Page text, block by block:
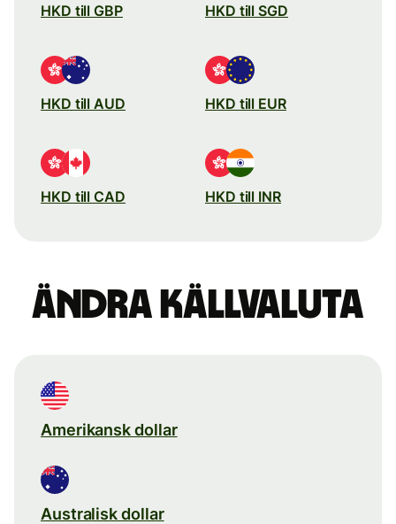
HKD till GBP HKD till SGD
HKD till AUD HKD till EUR
HKD till CAD HKD till INR
Ändra källvaluta
Amerikansk dollar
Australisk dollar